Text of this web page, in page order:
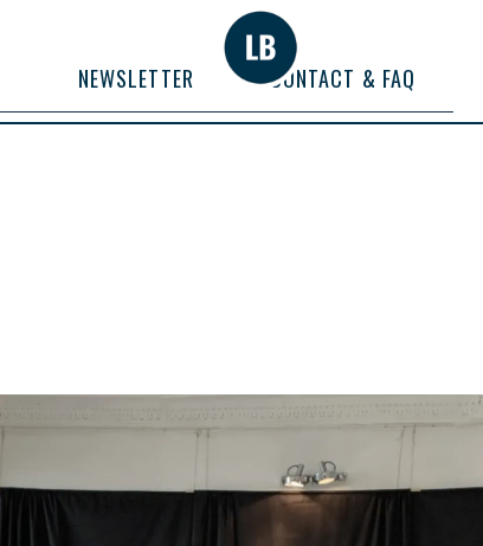
NEWSLETTER CONTACT & FAQ